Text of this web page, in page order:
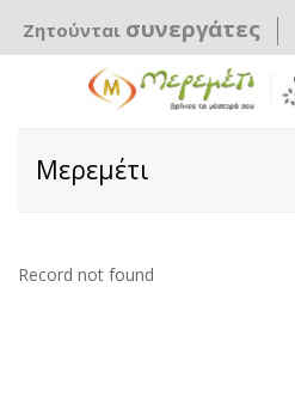
Ζητούνται συνεργάτες
Μερεμέτι
Record not found